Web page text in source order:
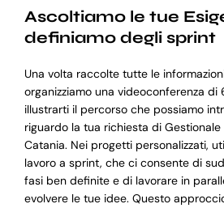
Ascoltiamo le tue
definiamo degli sprint
Una volta raccolte tutte le
organizziamo una videoconferenza
illustrarti il percorso che possiamo
riguardo la tua richiesta di
Catania. Nei progetti personalizzati,
lavoro a sprint, che ci consente di
fasi ben definite e di lavorare in
evolvere le tue idee. Questo